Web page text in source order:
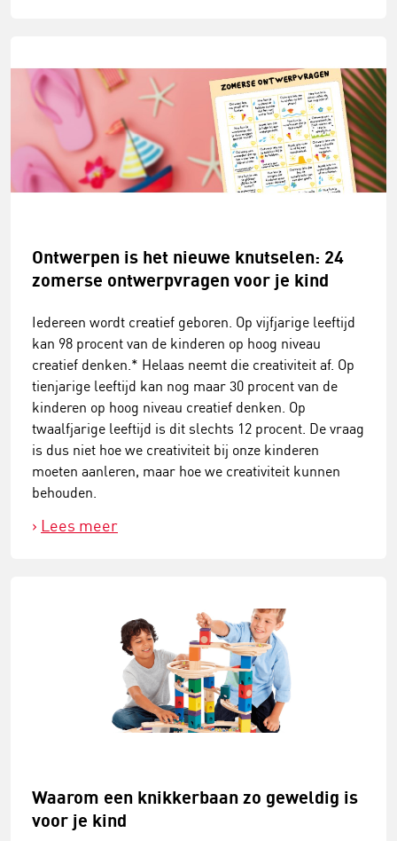
Ontwerpen is het nieuwe knutselen: 24
zomerse ontwerpvragen voor je kind
Iedereen wordt creatief geboren. Op vijfjarige leeftijd
kan 98 procent van de kinderen op hoog niveau
creatief denken.* Helaas neemt die creativiteit af. Op
tienjarige leeftijd kan nog maar 30 procent van de
kinderen op hoog niveau creatief denken. Op
twaalfjarige leeftijd is dit slechts 12 procent. De vraag
is dus niet hoe we creativiteit bij onze kinderen
moeten aanleren, maar hoe we creativiteit kunnen
behouden.
Lees meer
Waarom een knikkerbaan zo geweldig is
voor je kind